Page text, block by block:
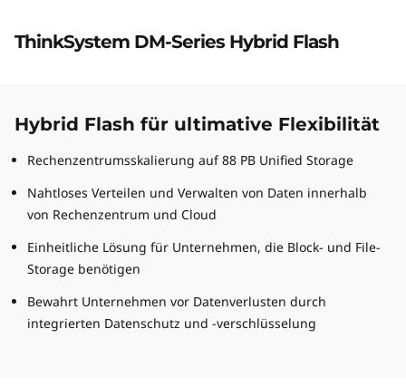
e
r
e
H
ThinkSystem DM-Series Hybrid Flash
Hybrid Flash für ultimative Flexibilität
Rechenzentrumsskalierung auf 88 PB Unified Storage
Nahtloses Verteilen und Verwalten von Daten innerhalb
von Rechenzentrum und Cloud
Einheitliche Lösung für Unternehmen, die Block- und File-
Storage benötigen
Bewahrt Unternehmen vor Datenverlusten durch
integrierten Datenschutz und -verschlüsselung